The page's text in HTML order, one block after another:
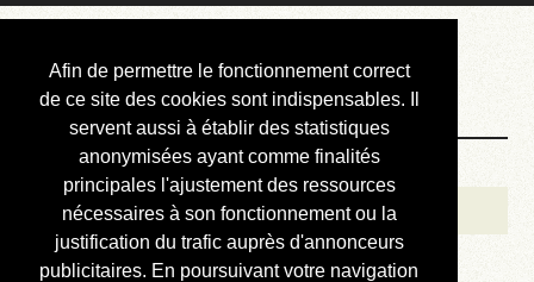
Afin de permettre le fonctionnement correct
de ce site des cookies sont indispensables. Il
servent aussi à établir des statistiques
anonymisées ayant comme finalités
principales l'ajustement des ressources
nécessaires à son fonctionnement ou la
justification du trafic auprès d'annonceurs
publicitaires. En poursuivant votre navigation
Courbis, « LE »
Blog Officiel
Bienvenue
Réalisations
Divers (et d’été)